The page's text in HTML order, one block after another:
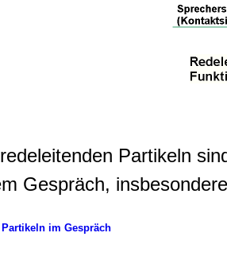
Partikeln
Gespräch,
im Gespräch